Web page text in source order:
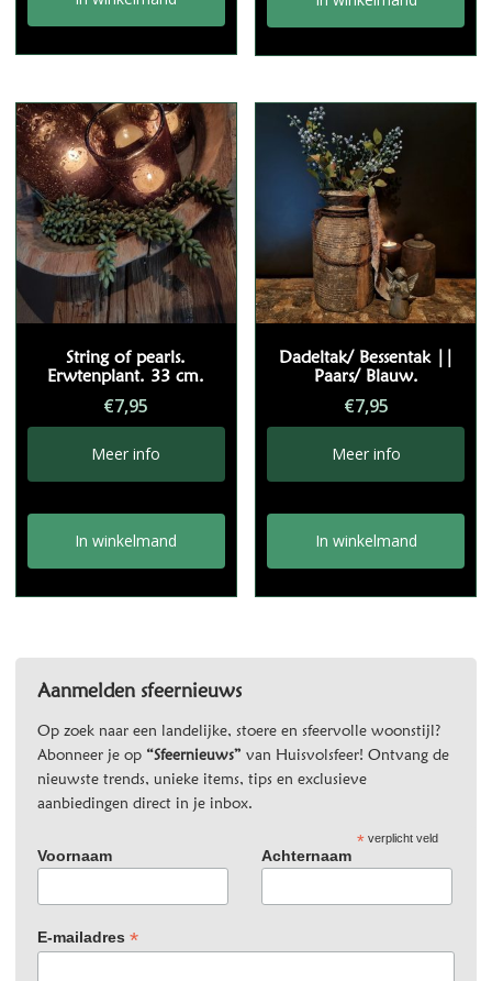
String of pearls.
Erwtenplant. 33 cm.
€7,95
Meer info
In winkelmand
Dadeltak/ Bessentak ||
Paars/ Blauw.
€7,95
Meer info
In winkelmand
Aanmelden sfeernieuws
Op zoek naar een landelijke, stoere en sfeervolle woonstijl?
Abonneer je op “Sfeernieuws” van Huisvolsfeer! Ontvang de
nieuwste trends, unieke items, tips en exclusieve
aanbiedingen direct in je inbox.
*verplicht veld
Voornaam Achternaam
E-mailadres *